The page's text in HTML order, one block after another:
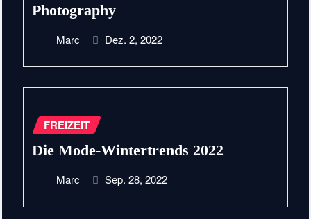
Photography
Marc Dez. 2, 2022
FREIZEIT
Die Mode-Wintertrends 2022
Marc Sep. 28, 2022